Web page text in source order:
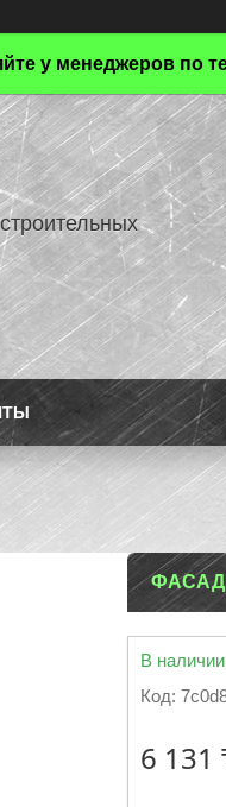
у менеджеров по
В наличии
Код:
6 131